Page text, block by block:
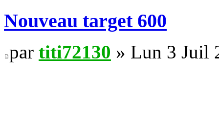
Nouveau target 600
par titi72130 » Lun 3 Juil